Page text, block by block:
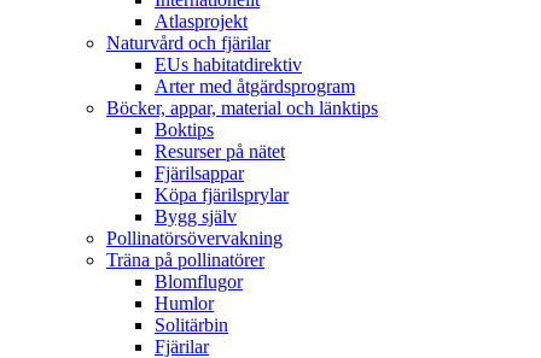
Atlasprojekt
Naturvård och fjärilar
EUs habitatdirektiv
Arter med åtgärdsprogram
Böcker, appar, material och länktips
Boktips
Resurser på nätet
Fjärilsappar
Köpa fjärilsprylar
Bygg själv
Pollinatörsövervakning
Träna på pollinatörer
Blomflugor
Humlor
Solitärbin
Fjärilar